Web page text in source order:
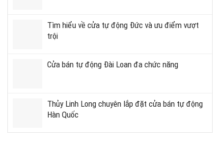
Tìm hiểu về cửa tự động Đức và ưu điểm vượt
trội
Cửa bán tự động Đài Loan đa chức năng
Thủy Linh Long chuyên lắp đặt cửa bán tự động
Hàn Quốc